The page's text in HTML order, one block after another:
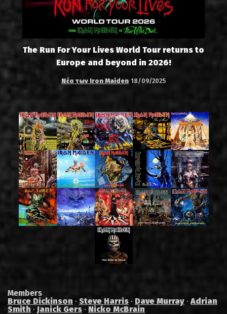
The Run For Your Lives World Tour returns to
Europe and beyond in 2026!
Νέα των Iron Maiden 18/09/2025
Members
Bruce Dickinson · Steve Harris · Dave Murray ·Adrian
Smith · Janick Gers · Nicko McBrain